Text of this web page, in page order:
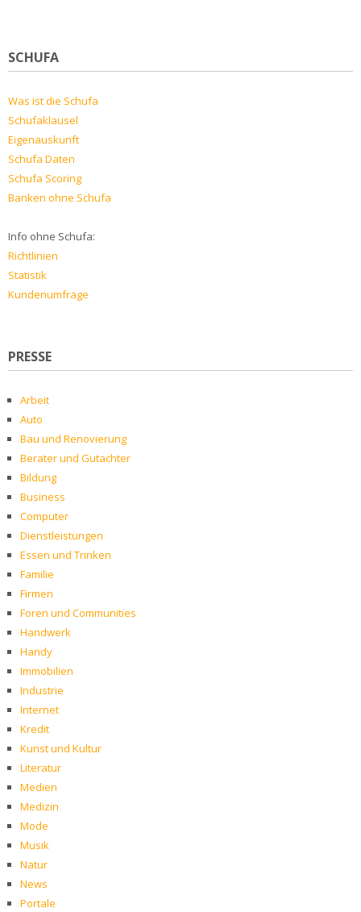
SCHUFA
Was ist die Schufa
Schufaklausel
Eigenauskunft
Schufa Daten
Schufa Scoring
Banken ohne Schufa
Info ohne Schufa:
Richtlinien
Statistik
Kundenumfrage
PRESSE
Arbeit
Auto
Bau und Renovierung
Berater und Gutachter
Bildung
Business
Computer
Dienstleistungen
Essen und Trinken
Familie
Firmen
Foren und Communities
Handwerk
Handy
Immobilien
Industrie
Internet
Kredit
Kunst und Kultur
Literatur
Medien
Medizin
Mode
Musik
Natur
News
Portale